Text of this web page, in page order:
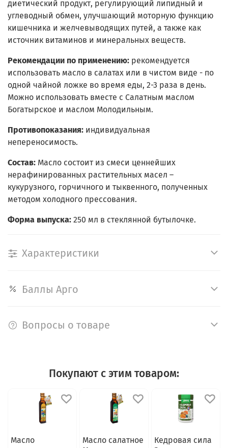
диетический продукт, регулирующий липидный и
углеводный обмен, улучшающий моторную функцию
кишечника и желчевыводящих путей, а также как
источник витаминов и минеральных веществ.
Рекомендации по применению: рекомендуется
использовать масло в салатах или в чистом виде - по
одной чайной ложке во время еды, 2-3 раза в день.
Можно использовать вместе с Салатным маслом
Богатырское и маслом Молодильным.
Противопоказания: индивидуальная
непереносимость.
Состав: Масло состоит из смеси ценнейших
нерафинированных растительных масел –
кукурузного, горчичного и тыквенного, полученных
методом холодного прессования.
Форма выпуска: 250 мл в стеклянной бутылочке.
Характеристики
Баллы Арго
Вопросы о товаре
Покупают с этим товаром:
Масло
Масло салатное
Кедровая сила